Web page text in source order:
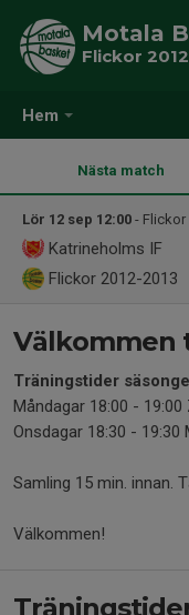
Hem
Motala
Flickor
Nästa match
Lör 12 sep 12:00 - Flickor
Katrineholms IF
Flickor 2012-2013
Välkommen
Träningstider
Måndagar 18:00 -
Onsdagar 18:30 - 19:30
Samling 15 min. innan.
Välkommen!